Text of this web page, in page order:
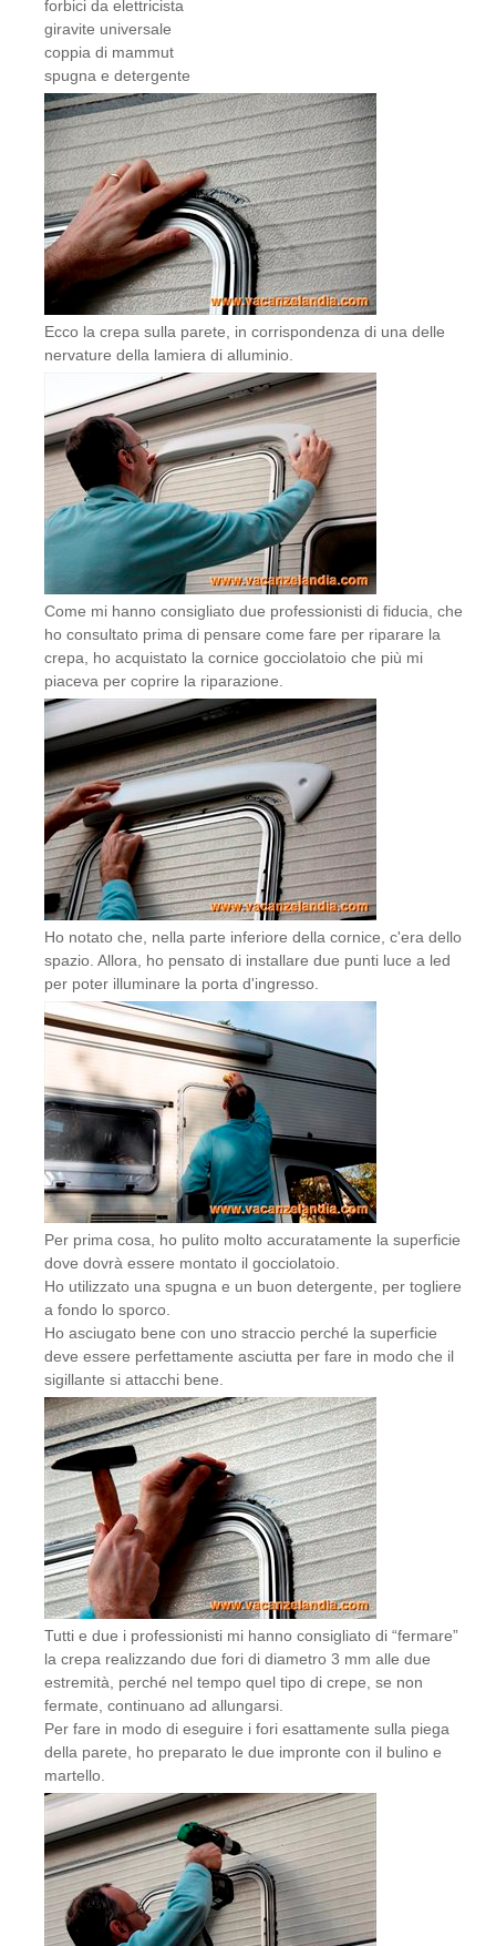
forbici da elettricista
giravite universale
coppia di mammut
spugna e detergente
Ecco la crepa sulla parete, in corrispondenza di una delle
nervature della lamiera di alluminio.
Come mi hanno consigliato due professionisti di fiducia, che
ho consultato prima di pensare come fare per riparare la
crepa, ho acquistato la cornice gocciolatoio che più mi
piaceva per coprire la riparazione.
Ho notato che, nella parte inferiore della cornice, c'era dello
spazio. Allora, ho pensato di installare due punti luce a led
per poter illuminare la porta d'ingresso.
Per prima cosa, ho pulito molto accuratamente la superficie
dove dovrà essere montato il gocciolatoio.
Ho utilizzato una spugna e un buon detergente, per togliere
a fondo lo sporco.
Ho asciugato bene con uno straccio perché la superficie
deve essere perfettamente asciutta per fare in modo che il
sigillante si attacchi bene.
Tutti e due i professionisti mi hanno consigliato di “fermare”
la crepa realizzando due fori di diametro 3 mm alle due
estremità, perché nel tempo quel tipo di crepe, se non
fermate, continuano ad allungarsi.
Per fare in modo di eseguire i fori esattamente sulla piega
della parete, ho preparato le due impronte con il bulino e
martello.